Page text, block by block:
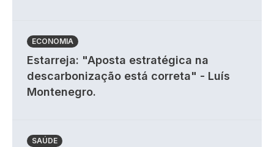
ECONOMIA
Estarreja: "Aposta estratégica na
descarbonização está correta" - Luís
Montenegro.
SAÚDE